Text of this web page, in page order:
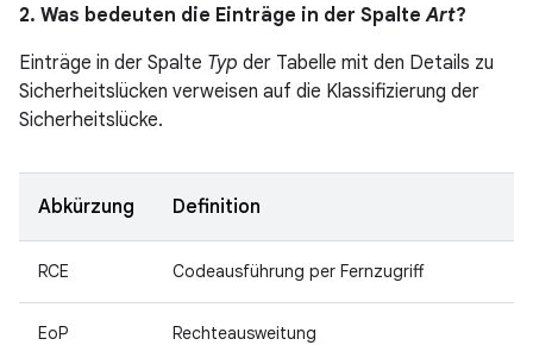
2. Was bedeuten die Einträge in der SpalteArt?
Einträge in der Spalte Typ der Tabelle mit den Details zu
Sicherheitslücken verweisen auf die Klassifizierung der
Sicherheitslücke.
Abkürzung Definition
RCE Codeausführung per Fernzugriff
EoP Rechteausweitung